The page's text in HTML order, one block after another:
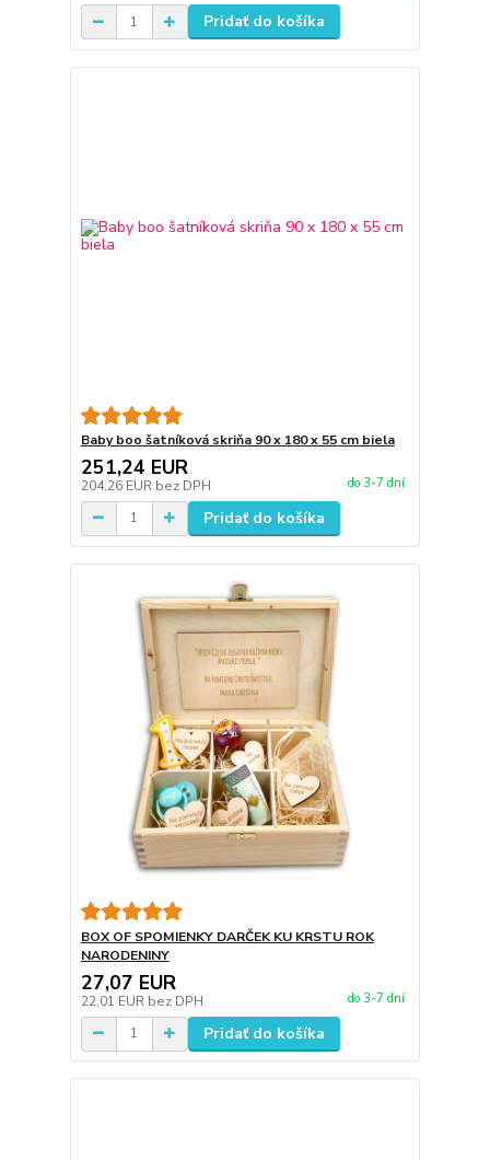
Pridať do košíka
Baby boo šatníková skriňa 90 x 180 x 55 cm biela
251,24 EUR
204,26 EUR bez DPH do 3-7 dní
Pridať do košíka
BOX OF SPOMIENKY DARČEK KU KRSTU ROK
NARODENINY
27,07 EUR
22,01 EUR bez DPH do 3-7 dní
Pridať do košíka